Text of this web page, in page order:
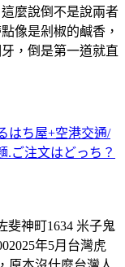
麼說倒不是說兩者
像是剁椒的鹹香，
，倒是第一道就直
はち屋+空港交通/
.ご注文はどっち？
斐神町1634 米子鬼
年5月台灣虎